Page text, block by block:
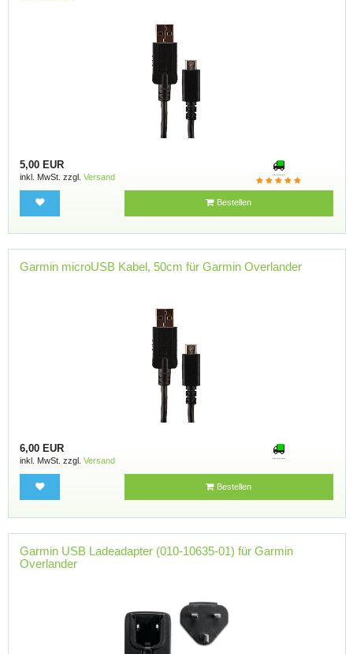
5,00 EUR
inkl. MwSt. zzgl. Versand
Bestellen
Garmin microUSB Kabel, 50cm für Garmin Overlander
6,00 EUR
inkl. MwSt. zzgl. Versand
Bestellen
Garmin USB Ladeadapter (010-10635-01) für Garmin
Overlander